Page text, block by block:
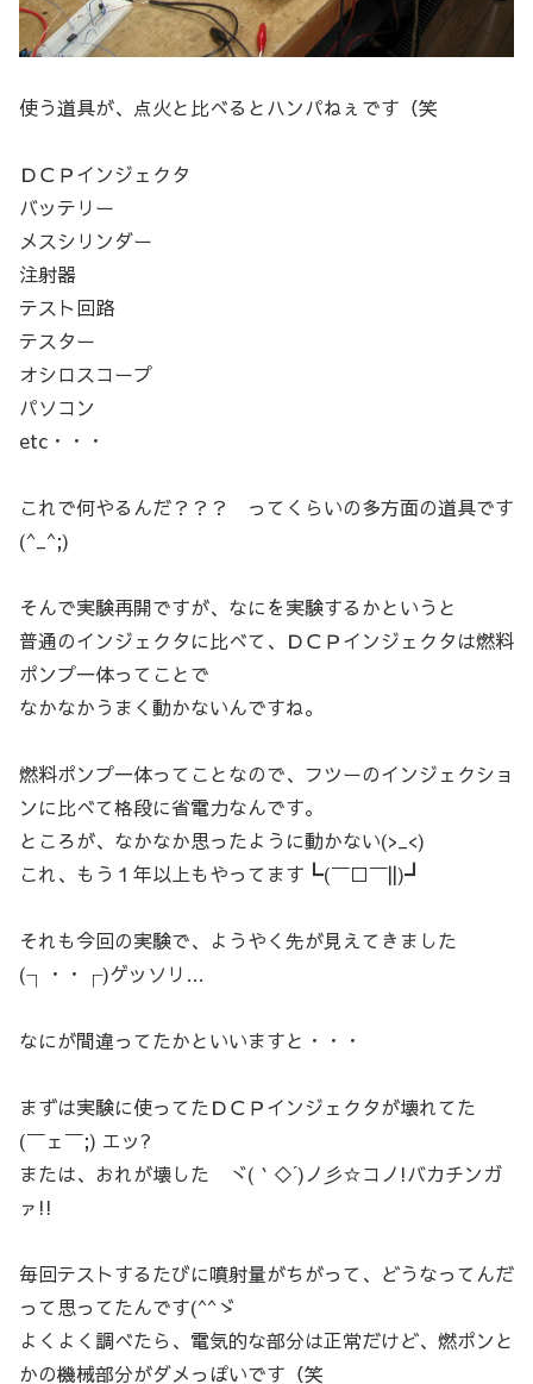
使う道具が、点火と比べるとハンパねぇです（笑
ＤＣＰインジェクタ
バッテリー
メスシリンダー
注射器
テスト回路
テスター
オシロスコープ
パソコン
etc・・・
これで何やるんだ？？？ ってくらいの多方面の道具です
(^_^;)
そんで実験再開ですが、なにを実験するかというと
普通のインジェクタに比べて、ＤＣＰインジェクタは燃料
ポンプ一体ってことで
なかなかうまく動かないんですね。
燃料ポンプ一体ってことなので、フツーのインジェクショ
ンに比べて格段に省電力なんです。
ところが、なかなか思ったように動かない(>_<)
これ、もう１年以上もやってます┗(￣□￣||)┛
それも今回の実験で、ようやく先が見えてきました
(┐・・┌)ゲッソリ…
なにが間違ってたかといいますと・・・
まずは実験に使ってたＤＣＰインジェクタが壊れてた
(￣ェ￣;) エッ?
または、おれが壊した ヾ(｀◇´)ノ彡☆コノ!バカチンガ
ァ!!
毎回テストするたびに噴射量がちがって、どうなってんだ
って思ってたんです(^^ゞ
よくよく調べたら、電気的な部分は正常だけど、燃ポンと
かの機械部分がダメっぽいです（笑